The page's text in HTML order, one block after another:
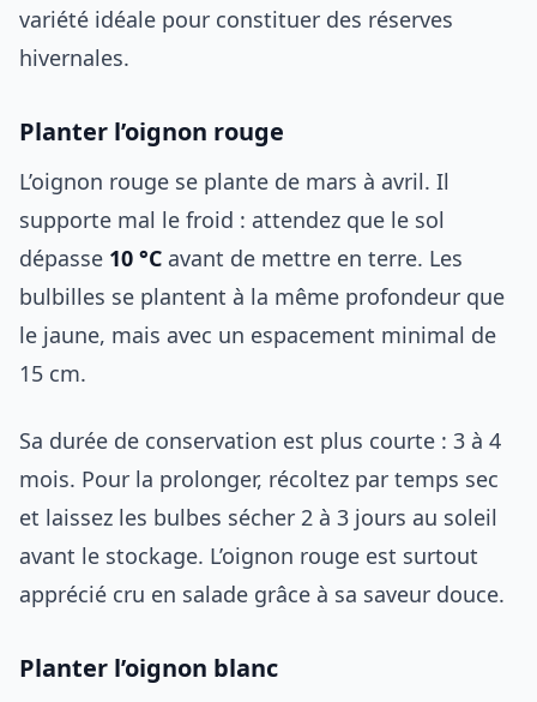
variété idéale pour constituer des réserves
hivernales.
Planter l’oignon rouge
L’oignon rouge se plante de mars à avril. Il
supporte mal le froid : attendez que le sol
dépasse 10 °C avant de mettre en terre. Les
bulbilles se plantent à la même profondeur que
le jaune, mais avec un espacement minimal de
15 cm.
Sa durée de conservation est plus courte : 3 à 4
mois. Pour la prolonger, récoltez par temps sec
et laissez les bulbes sécher 2 à 3 jours au soleil
avant le stockage. L’oignon rouge est surtout
apprécié cru en salade grâce à sa saveur douce.
Planter l’oignon blanc